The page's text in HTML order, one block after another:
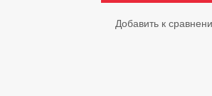
Добавить к